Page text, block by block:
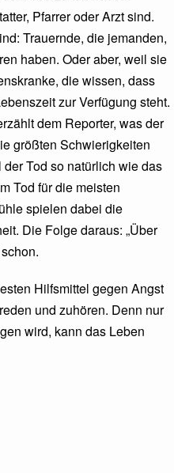
Pfarrer oder Arzt sind.
Trauernde, die jemanden,
haben. Oder aber, weil sie
die wissen, dass
zur Verfügung steht.
dem Reporter, was der
größten Schwierigkeiten
Tod so natürlich wie das
Tod für die meisten
spielen dabei die
Die Folge daraus: „Über
Hilfsmittel gegen Angst
und zuhören. Denn nur
wird, kann das Leben